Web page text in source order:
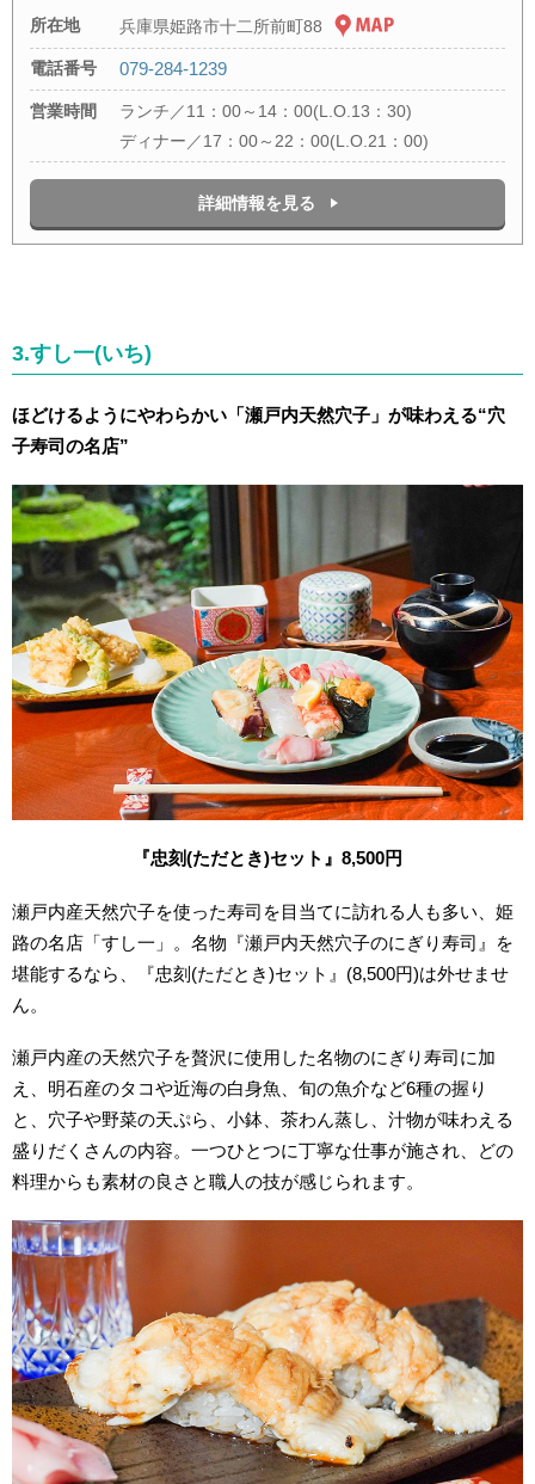
所在地 兵庫県姫路市十二所前町88
電話番号 079-284-1239
営業時間
ランチ／11：00～14：00(L.O.13：30)
ディナー／17：00～22：00(L.O.21：00)
詳細情報を見る
3.すし一(いち)
ほどけるようにやわらかい「瀬戸内天然穴子」が味わえる“穴
子寿司の名店”
『忠刻(ただとき)セット』8,500円
瀬戸内産天然穴子を使った寿司を目当てに訪れる人も多い、姫
路の名店「すし一」。名物『瀬戸内天然穴子のにぎり寿司』を
堪能するなら、『忠刻(ただとき)セット』(8,500円)は外せませ
ん。
瀬戸内産の天然穴子を贅沢に使用した名物のにぎり寿司に加
え、明石産のタコや近海の白身魚、旬の魚介など6種の握り
と、穴子や野菜の天ぷら、小鉢、茶わん蒸し、汁物が味わえる
盛りだくさんの内容。一つひとつに丁寧な仕事が施され、どの
料理からも素材の良さと職人の技が感じられます。